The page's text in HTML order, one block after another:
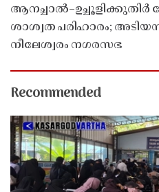
ആനച്ചാൽ–ഉച്ചൂളിക്കുതിർ
ശാശ്വത പരിഹാരം;
നീലേശ്വരം നഗരസഭ
Recommended